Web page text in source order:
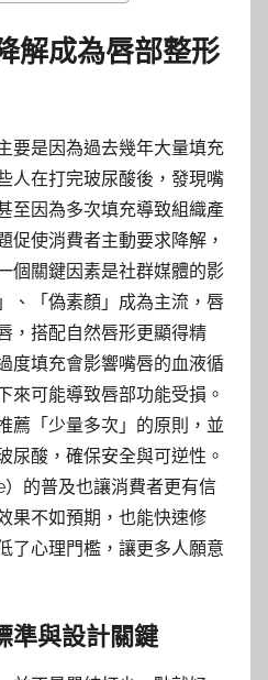
解成為唇部整形
要是因為過去幾年大量填充
人在打完玻尿酸後，發現嘴
至因為多次填充導致組織產
促使消費者主動要求降解，
個關鍵因素是社群媒體的影
、「偽素顏」成為主流，唇
，搭配自然唇形更顯得精
度填充會影響嘴唇的血液循
來可能導致唇部功能受損。
薦「少量多次」的原則，並
尿酸，確保安全與可逆性。
的普及也讓消費者更有信
果不如預期，也能快速修
了心理門檻，讓更多人願意
準與設計關鍵